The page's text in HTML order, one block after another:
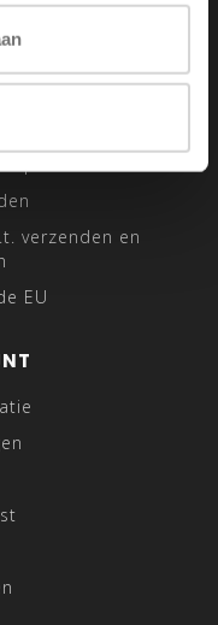
verzenden en
EU